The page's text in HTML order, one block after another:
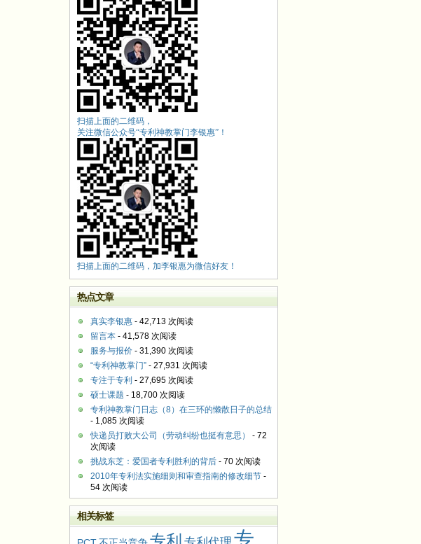
扫描上面的二维码，
关注微信公众号“专利神教掌门李银惠”！
扫描上面的二维码，加李银惠为微信好友！
热点文章
真实李银惠 - 42,713 次阅读
留言本 - 41,578 次阅读
服务与报价 - 31,390 次阅读
“专利神教掌门” - 27,931 次阅读
专注于专利 - 27,695 次阅读
硕士课题 - 18,700 次阅读
专利神教掌门日志（8）在三环的懒散日子的总结
- 1,085 次阅读
快递员打败大公司（劳动纠纷也挺有意思）
- 72
次阅读
挑战东芝：爱国者专利胜利的背后 - 70 次阅读
2010年专利法实施细则和审查指南的修改细节 -
54 次阅读
相关标签
专